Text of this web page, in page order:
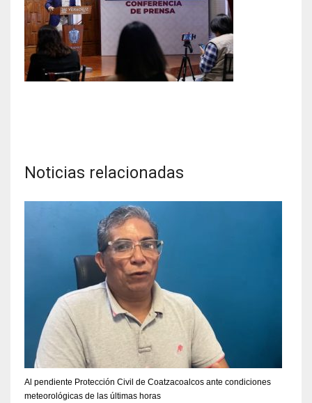
Noticias relacionadas
Al pendiente Protección Civil de Coatzacoalcos ante condiciones
meteorológicas de las últimas horas